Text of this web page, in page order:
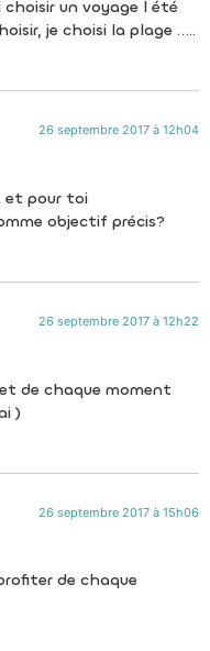
un voyage l été
je choisi la plage …..
26 septembre 2017 à 12h04
et pour toi
objectif précis?
26 septembre 2017 à 12h22
de chaque moment
)
26 septembre 2017 à 15h06
de chaque